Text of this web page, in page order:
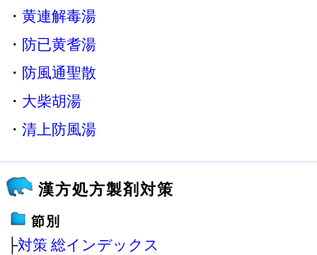
・ 黄連解毒湯
・ 防已黄耆湯
・ 防風通聖散
・ 大柴胡湯
・ 清上防風湯
漢方処方製剤対策
節別
├対策 総インデックス